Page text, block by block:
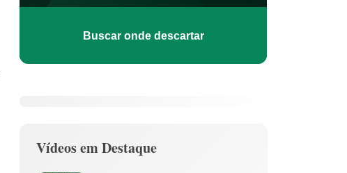
Buscar onde descartar
Vídeos em Destaque